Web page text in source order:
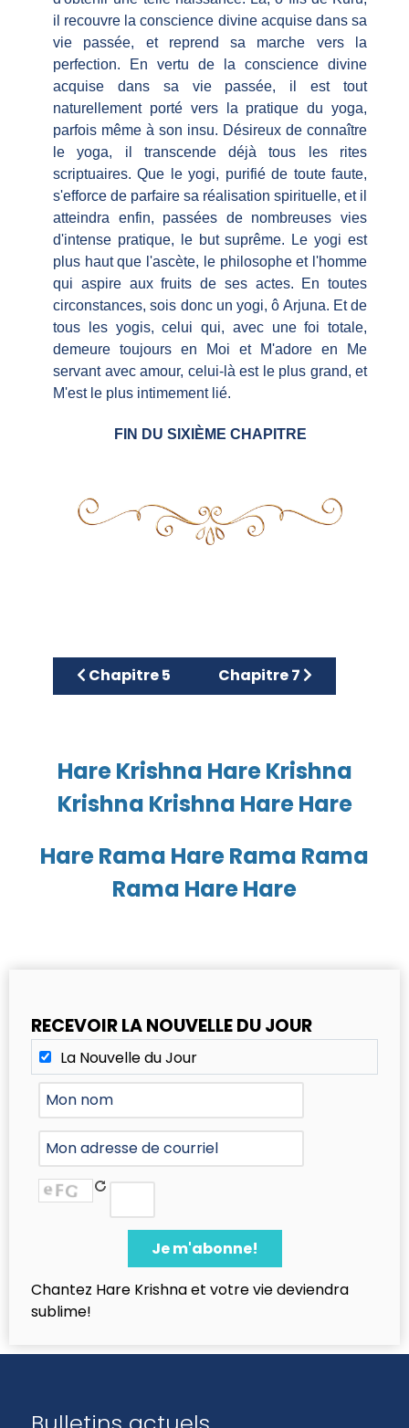
il recouvre la conscience divine acquise dans sa
vie passée, et reprend sa marche vers la
perfection. En vertu de la conscience divine
acquise dans sa vie passée, il est tout
naturellement porté vers la pratique du yoga,
parfois même à son insu. Désireux de connaître
le yoga, il transcende déjà tous les rites
scriptuaires. Que le yogi, purifié de toute faute,
s'efforce de parfaire sa réalisation spirituelle, et il
atteindra enfin, passées de nombreuses vies
d'intense pratique, le but suprême. Le yogi est
plus haut que l'ascète, le philosophe et l'homme
qui aspire aux fruits de ses actes. En toutes
circonstances, sois donc un yogi, ô Arjuna. Et de
tous les yogis, celui qui, avec une foi totale,
demeure toujours en Moi et M'adore en Me
servant avec amour, celui-là est le plus grand, et
M'est le plus intimement lié.
FIN DU SIXIÈME CHAPITRE
Article précédent : Chapitre 5
Chapitre 5 Article suivant :
Chapitre 7
Hare Krishna Hare Krishna
Krishna Krishna Hare Hare
Hare Rama Hare Rama Rama
Rama Hare Hare
RECEVOIR LA NOUVELLE DU JOUR
La Nouvelle du Jour
Chantez Hare Krishna et votre vie deviendra
sublime!